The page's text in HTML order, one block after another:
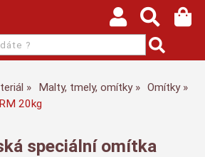
Malty, tmely, omítky
Omítky
20kg
speciální omítka